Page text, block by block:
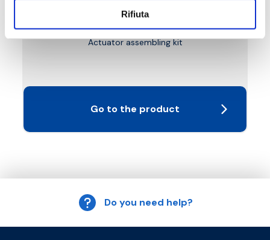
Rifiuta
P87
Actuator assembling kit
Go to the product
Do you need help?